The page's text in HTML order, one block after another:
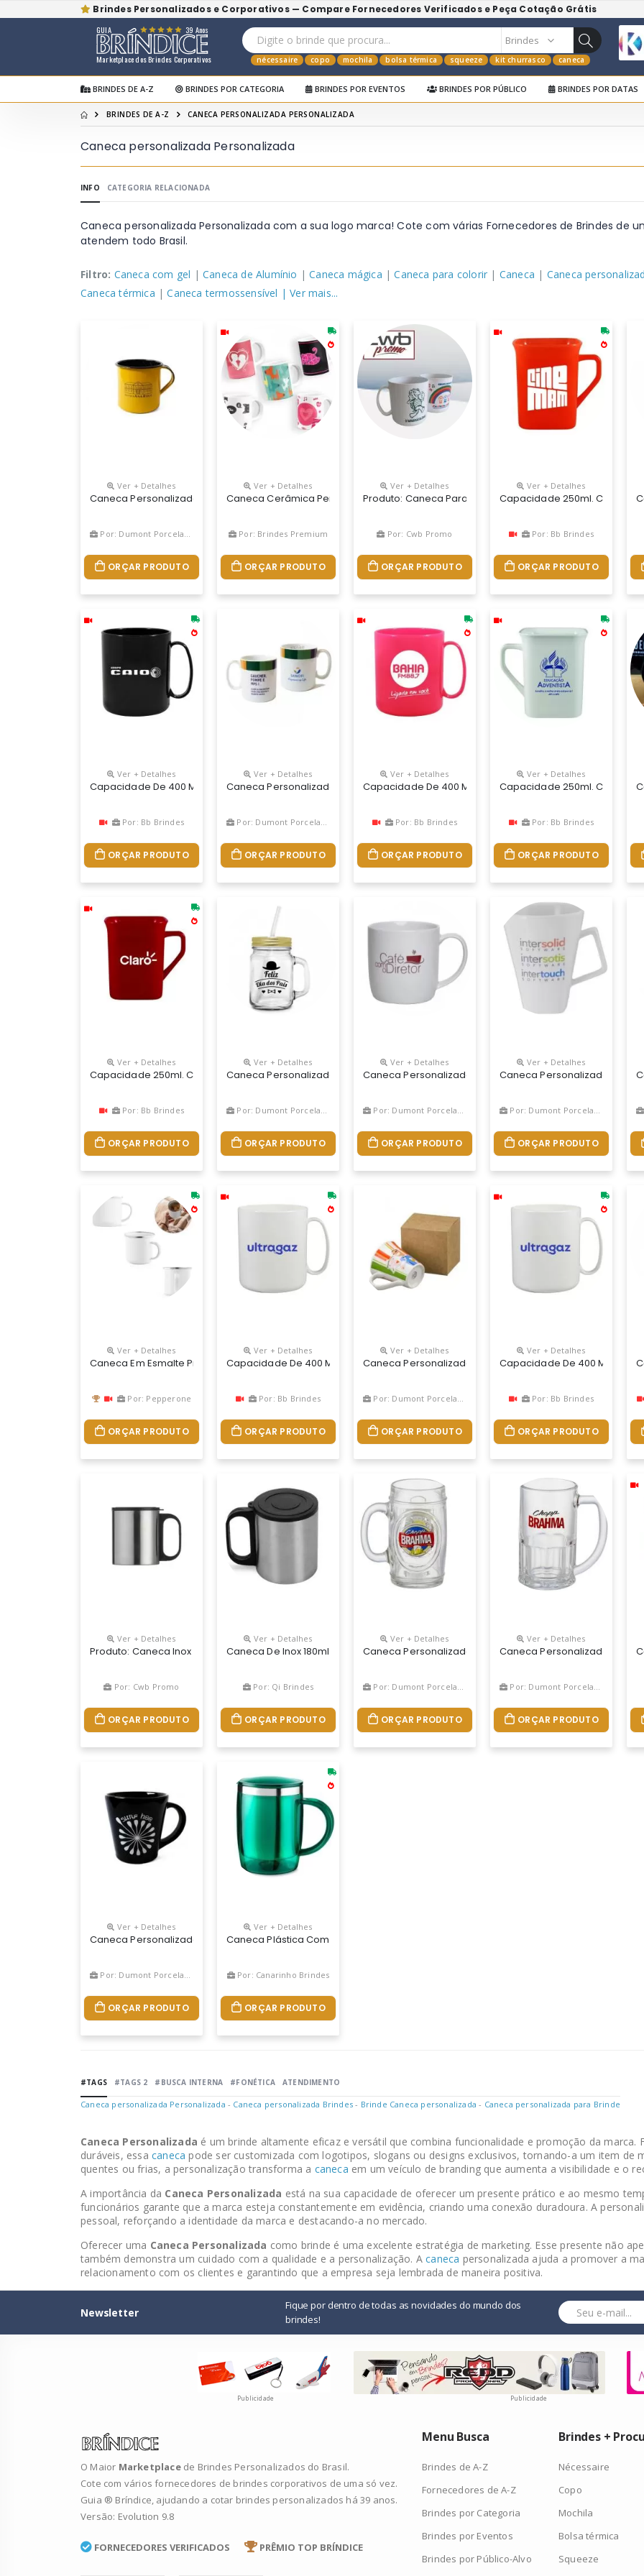
Brindes Personalizados e Corporativos — Compare Fornecedores Verificados e Peça Cotação Grátis
Marketplace dos Brindes Corporativos
GUIA 39 Anos
nécessaire copo mochila bolsa térmica squeeze kit churrasco caneca
BRINDES DE A-Z BRINDES POR CATEGORIA BRINDES POR EVENTOS BRINDES POR PÚBLICO BRINDES POR DATAS
BRINDES DE A-Z CANECA PERSONALIZADA PERSONALIZADA
Caneca personalizada Personalizada
INFO CATEGORIA RELACIONADA
Caneca personalizada Personalizada com a sua logo marca! Cote com várias Fornecedores de Brindes de
atendem todo Brasil.
Filtro: Caneca com gel |Caneca de Alumínio |Caneca mágica |Caneca para colorir | Caneca | Caneca
Caneca térmica |Caneca termossensível | Ver mais...
Ver + Detalhes
Caneca Personalizada Esmaltada Ágata 180ml Amarela
Por: Dumont Porcelanas
ORÇAR PRODUTO
Ver + Detalhes
Caneca Cerâmica Personalizada Dimensões - Altura 9,0 Cm X Diâmetro 8,0 Cm
Por: Brindes Premium
ORÇAR PRODUTO
Ver + Detalhes
Produto: Caneca Para Café Medidas: 9,4 De Altura X 8,7
Por: Cwb Promo
ORÇAR PRODUTO
Ver + Detalhes
Capacidade 250ml. Caneca
Por: Bb Brindes
ORÇAR PRODUTO
Ver + Detalhes
Capacidade De 400 Ml. Caneca Redonda Fabricado Em Plástico Premium (pp) Atóxico, Cores Vivas, Acabamento
Por: Bb Brindes
ORÇAR PRODUTO
Ver + Detalhes
Caneca Personalizada Reta 300ml Porcelana
Por: Dumont Porcelanas
ORÇAR PRODUTO
Ver + Detalhes
Capacidade De 400 Ml. Caneca Redonda Fabricado Em
Por: Bb Brindes
ORÇAR PRODUTO
Ver + Detalhes
Capacidade 250ml. Caneca
Por: Bb Brindes
ORÇAR PRODUTO
Ver + Detalhes
Capacidade 250ml. Caneca Quadrada Com Design Exclusivo Grupo Bb. Fabricado Em Plástico Premium (pp)
Por: Bb Brindes
ORÇAR PRODUTO
Ver + Detalhes
Caneca Personalizada Retro Vidro 470ml Com Tampa Cores Sortidas E Canudo
Por: Dumont Porcelanas
ORÇAR PRODUTO
Ver + Detalhes
Caneca Personalizada De Porcelana Urban 360ml
Por: Dumont Porcelanas
ORÇAR PRODUTO
Ver + Detalhes
Caneca Personalizada
Por: Dumont Porcelanas
ORÇAR PRODUTO
Ver + Detalhes
Caneca Em Esmalte Promocional
Por: Pepperone
ORÇAR PRODUTO
Ver + Detalhes
Capacidade De 400 Ml. Caneca Redonda Fabricado Em Plástico Premium (pp)
Por: Bb Brindes
ORÇAR PRODUTO
Ver + Detalhes
Caneca Personalizada Quartier 350ml Branca
Por: Dumont Porcelanas
ORÇAR PRODUTO
Ver + Detalhes
Capacidade De 400 Ml.
Por: Bb Brindes
ORÇAR PRODUTO
Ver + Detalhes
Produto: Caneca Inox 180 Ml DescriÇÃo Do Produto: Caneca De Inox 180ml Com Cabo E Tampa Em Plástico
Por: Cwb Promo
ORÇAR PRODUTO
Ver + Detalhes
Caneca De Inox 180ml Com Cabo E Tampa Em Plástico Resistente (não É Térmica).
Por: Qi Brindes
ORÇAR PRODUTO
Ver + Detalhes
Caneca Personalizada De Chopp Fritz 475ml Vidro
Por: Dumont Porcelanas
ORÇAR PRODUTO
Ver + Detalhes
Caneca Personalizada De
Por: Dumont Porcelanas
ORÇAR PRODUTO
Ver + Detalhes
Caneca Personalizada Conica Preta 220ml
Por: Dumont Porcelanas
ORÇAR PRODUTO
Ver + Detalhes
Caneca Plástica Com Inox Na Parte Interna De 400ml ,torna Seu Evento Agradável
Por: Canarinho Brindes
ORÇAR PRODUTO
#TAGS #TAGS 2 #BUSCA INTERNA #FONÉTICA ATENDIMENTO
Caneca personalizada Personalizada - Caneca personalizada Brindes - Brinde Caneca personalizada - Caneca personalizada para Brinde
Caneca Personalizada é um brinde altamente eficaz e versátil que combina funcionalidade e promoção da marca.
duráveis, essa canecapode ser customizada com logotipos, slogans ou designs exclusivos, tornando-a um item de
quentes ou frias, a personalização transforma a caneca em um veículo de branding que aumenta a visibilidade e o
A importância da Caneca Personalizada está na sua capacidade de oferecer um presente prático e ao mesmo
funcionários garante que a marca esteja constantemente em evidência, criando uma conexão duradoura. A
pessoal, reforçando a identidade da marca e destacando-a no mercado.
Oferecer uma Caneca Personalizada como brinde é uma excelente estratégia de marketing. Esse presente não
também demonstra um cuidado com a qualidade e a personalização. Acaneca personalizada ajuda a promover a
relacionamento com os clientes e garantindo que a empresa seja lembrada de maneira positiva.
Newsletter
Fique por dentro de todas as novidades do mundo dos
brindes!
Publicidade Publicidade
O Maior Marketplace de Brindes Personalizados do Brasil.
Cote com vários fornecedores de brindes corporativos de uma só vez.
Guia ® Bríndice, ajudando a cotar brindes personalizados há 39 anos.
Versão: Evolution 9.8
FORNECEDORES VERIFICADOS PRÊMIO TOP BRÍNDICE
Menu Busca
Brindes de A-Z
Fornecedores de A-Z
Brindes por Categoria
Brindes por Eventos
Brindes por Público-Alvo
Brindes +
Nécessaire
Copo
Mochila
Bolsa térmica
Squeeze